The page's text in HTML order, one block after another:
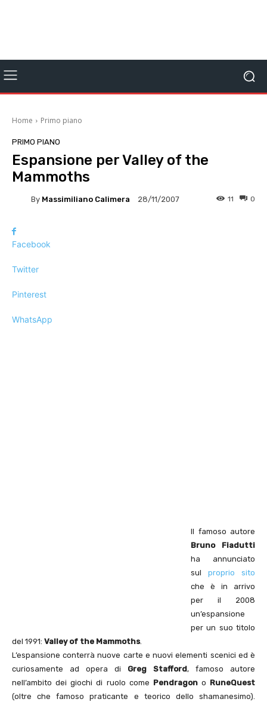
Home Primo piano
PRIMO PIANO
Espansione per Valley of the
Mammoths
By Massimiliano Calimera 28/11/2007 0
11
Facebook
Twitter
Pinterest
WhatsApp
Il famoso autore
Bruno Fiadutti
ha annunciato
sul proprio sito
che è in arrivo
per il 2008
un’espansione
per un suo titolo
del 1991: Valley of the Mammoths.
L’espansione conterrà nuove carte e nuovi elementi scenici ed è
curiosamente ad opera di Greg Stafford, famoso autore
nell’ambito dei giochi di ruolo come Pendragono RuneQuest
(oltre che famoso praticante e teorico dello shamanesimo).